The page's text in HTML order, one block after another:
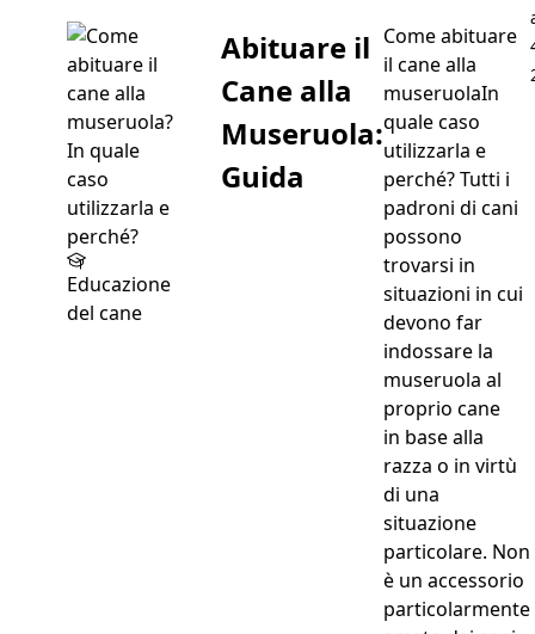
Educazione
del cane
Abituare il
Cane alla
Museruola:
Guida
Come abituare
il cane alla
museruolaIn
quale caso
utilizzarla e
perché? Tutti i
padroni di cani
possono
trovarsi in
situazioni in cui
devono far
indossare la
museruola al
proprio cane
in base alla
razza o in virtù
di una
situazione
particolare. Non
è un accessorio
particolarmente